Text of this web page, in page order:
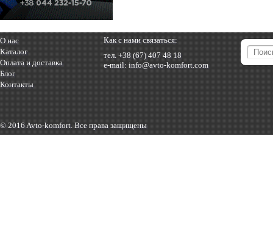
О нас
Каталог
Оплата и доставка
Блог
Контакты
Как с нами связаться:
тел. +38 (67) 407 48 18
e-mail: info@avto-komfort.com
© 2016 Avto-komfort. Все права защищены